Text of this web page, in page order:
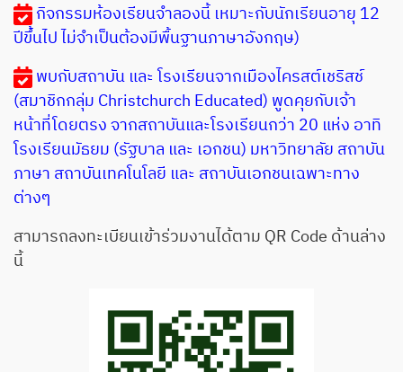
กิจกรรมห้องเรียนจำลองนี้ เหมาะกับนักเรียนอายุ 12
ปีขึ้นไป ไม่จำเป็นต้องมีพื้นฐานภาษาอังกฤษ)
พบกับสถาบัน และ โรงเรียนจากเมืองไครสต์เชริสช์
(สมาชิกกลุ่ม Christchurch Educated) พูดคุยกับเจ้า
หน้าที่โดยตรง จากสถาบันและโรงเรียนกว่า 20 แห่ง อาทิ
โรงเรียนมัธยม (รัฐบาล และ เอกชน) มหาวิทยาลัย สถาบัน
ภาษา สถาบันเทคโนโลยี และ สถาบันเอกชนเฉพาะทาง
ต่างๆ
สามารถลงทะเบียนเข้าร่วมงานได้ตาม QR Code ด้านล่าง
นี้